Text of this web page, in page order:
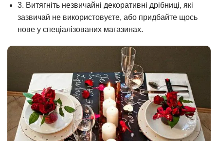
3. Витягніть незвичайні декоративні дрібниці, які
зазвичай не використовуєте, або придбайте щось
нове у спеціалізованих магазинах.